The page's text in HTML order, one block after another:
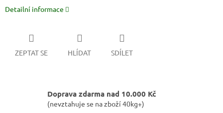
Detailní informace
ZEPTAT SE HLÍDAT SDÍLET
Doprava zdarma nad 10.000 Kč
(nevztahuje se na zboží 40kg+)